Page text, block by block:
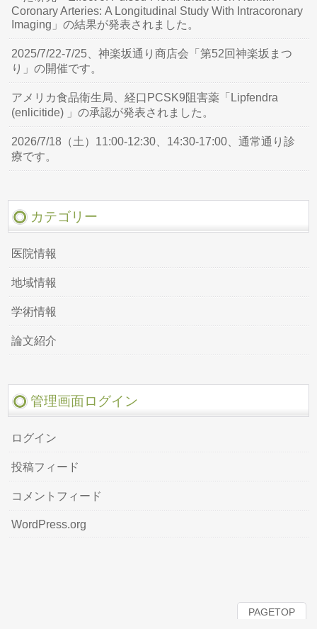
Coronary Arteries: A Longitudinal Study With Intracoronary
Imaging」の結果が発表されました。
2025/7/22-7/25、神楽坂通り商店会「第52回神楽坂まつ
り」の開催です。
アメリカ食品衛生局、経口PCSK9阻害薬「Lipfendra
(enlicitide) 」の承認が発表されました。
2026/7/18（土）11:00-12:30、14:30-17:00、通常通り診
療です。
カテゴリー
医院情報
地域情報
学術情報
論文紹介
管理画面ログイン
ログイン
投稿フィード
コメントフィード
WordPress.org
PAGETOP